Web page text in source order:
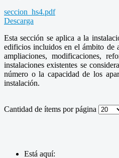
seccion_hs4.pdf
Descarga
Esta sección se aplica a la
edificios incluidos en el ámbito de
ampliaciones, modificaciones,
instalaciones existentes se
número o la capacidad de los
instalación.
Cantidad de ítems por página
Está aquí: